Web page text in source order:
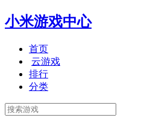
小米游戏中心
首页
云游戏
排行
分类